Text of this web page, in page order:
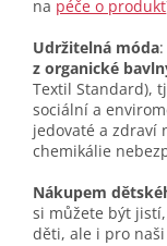
na péče o produkt
Udržitelná móda
z organické
Textil Standard),
sociální a
jedovaté a zdraví
chemikálie
Nákupem
si můžete být
děti, ale i pro